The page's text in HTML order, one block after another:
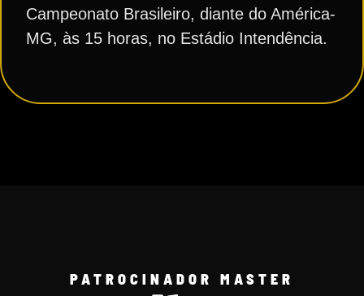
Campeonato Brasileiro, diante do América-
MG, às 15 horas, no Estádio Intendência.
PATROCINADOR MASTER